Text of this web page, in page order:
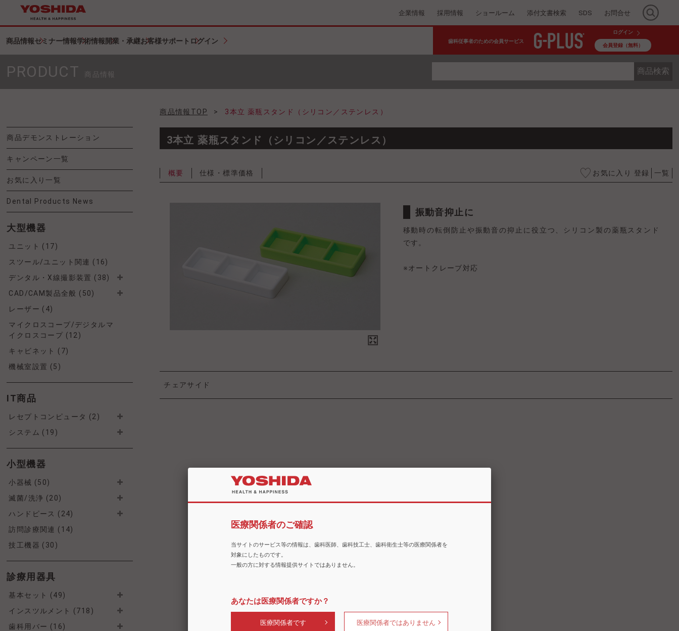
企業情報 採用情報 ショールーム 添付文書検索 SDS お問合せ
商品情報セミナー情報学術情報開業・承継お客様サポート ログイン 歯科従事者のための会員サービス
ログイン
会員登録（無料）
PRODUCT 商品情報 商品検索
商品デモンストレーション
キャンペーン一覧
お気に入り一覧
Dental Products News
大型機器
ユニット (17)
スツール/ユニット関連 (16)
デンタル・X線撮影装置 (38)
CAD/CAM製品全般 (50)
レーザー (4)
マイクロスコープ/デジタルマ
イクロスコープ (12)
キャビネット (7)
機械室設置 (5)
IT商品
レセプトコンピュータ (2)
システム (19)
小型機器
小器械 (50)
滅菌/洗浄 (20)
ハンドピース (24)
訪問診療関連 (14)
技工機器 (30)
診療用器具
基本セット (49)
インスツルメント (718)
歯科用バー (16)
商品情報TOP > 3本立 薬瓶スタンド（シリコン／ステンレス）
3本立 薬瓶スタンド（シリコン／ステンレス）
概要 仕様・標準価格 お気に入り 登録 一覧
振動音抑止に
移動時の転倒防止や振動音の抑止に役立つ、シリコン製の薬瓶スタンド
です。
※オートクレーブ対応
チェアサイド
医療関係者のご確認
当サイトのサービス等の情報は、歯科医師、歯科技工士、歯科衛生士等の医療関係者を
対象にしたものです。
一般の方に対する情報提供サイトではありません。
あなたは医療関係者ですか？
医療関係者です 医療関係者ではありません